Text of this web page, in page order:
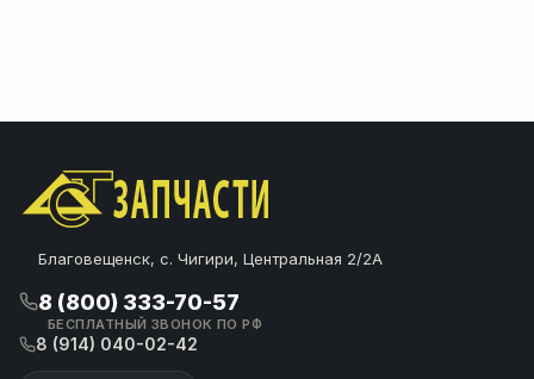
Благовещенск, с. Чигири, Центральная 2/2А
8 (800) 333-70-57
БЕСПЛАТНЫЙ ЗВОНОК ПО РФ
8 (914) 040-02-42